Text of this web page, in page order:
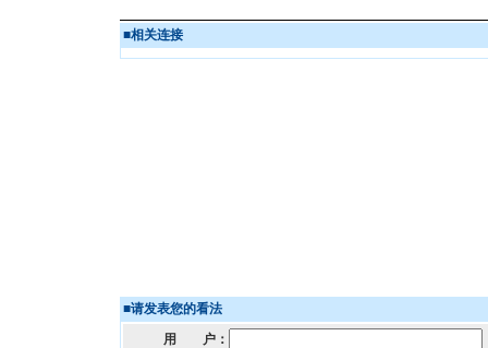
■相关连接
■请发表您的看法
用 户：